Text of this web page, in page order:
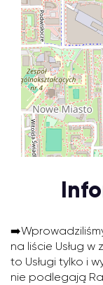
na liście Usług w
to Usługi tylko i
nie podlegają